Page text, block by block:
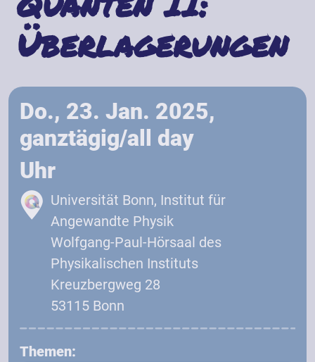
Überlagerungen
Do., 23. Jan. 2025,
ganztägig/all day
Uhr
Universität Bonn, Institut für
Angewandte Physik
Wolfgang-Paul-Hörsaal des
Physikalischen Instituts
Kreuzbergweg 28
53115 Bonn
Themen: